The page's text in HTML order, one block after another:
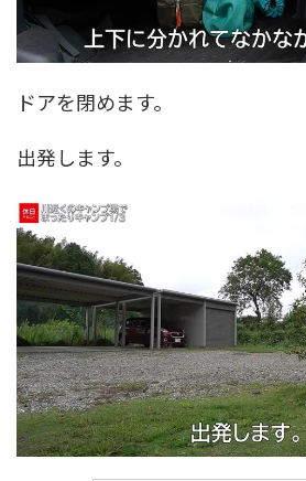
ドアを閉めます。
出発します。